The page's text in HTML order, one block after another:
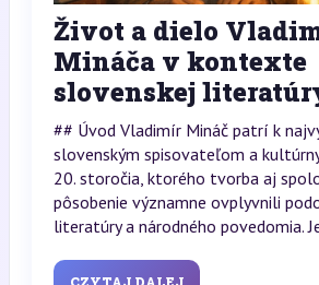
Život a dielo
Mináča v kontexte
slovenskej
## Úvod Vladimír Mináč patrí k
slovenským spisovateľom a
20. storočia, ktorého tvorba aj
pôsobenie významne ovplyvnili
literatúry a národného povedomia.